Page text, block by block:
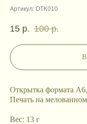
Артикул: OTK010
15 р. 100 р.
В
Открытка формата А6.
Печать на
Вес: 13 г